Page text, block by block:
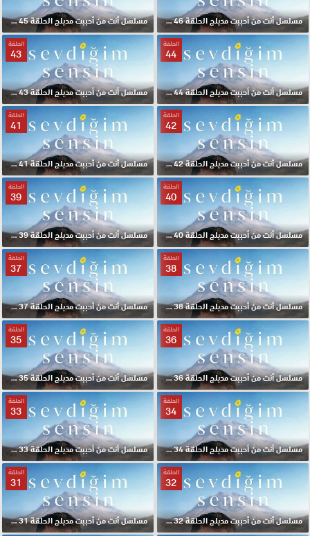
مسلسل أنت من أحببت مدبلج الحلقة 46 HD مسلسل أنت من أحببت مدبلج الحلقة 45 HD
الحلقة
44
مسلسل أنت من أحببت مدبلج الحلقة 44 HD
الحلقة
43
مسلسل أنت من أحببت مدبلج الحلقة 43 HD
الحلقة
42
مسلسل أنت من أحببت مدبلج الحلقة 42 HD
الحلقة
41
مسلسل أنت من أحببت مدبلج الحلقة 41 HD
الحلقة
40
مسلسل أنت من أحببت مدبلج الحلقة 40 HD
الحلقة
39
مسلسل أنت من أحببت مدبلج الحلقة 39 HD
الحلقة
38
مسلسل أنت من أحببت مدبلج الحلقة 38 HD
الحلقة
37
مسلسل أنت من أحببت مدبلج الحلقة 37 HD
الحلقة
36
مسلسل أنت من أحببت مدبلج الحلقة 36 HD
الحلقة
35
مسلسل أنت من أحببت مدبلج الحلقة 35 HD
الحلقة
34
مسلسل أنت من أحببت مدبلج الحلقة 34 HD
الحلقة
33
مسلسل أنت من أحببت مدبلج الحلقة 33 HD
الحلقة
32
مسلسل أنت من أحببت مدبلج الحلقة 32 HD
الحلقة
31
مسلسل أنت من أحببت مدبلج الحلقة 31 HD